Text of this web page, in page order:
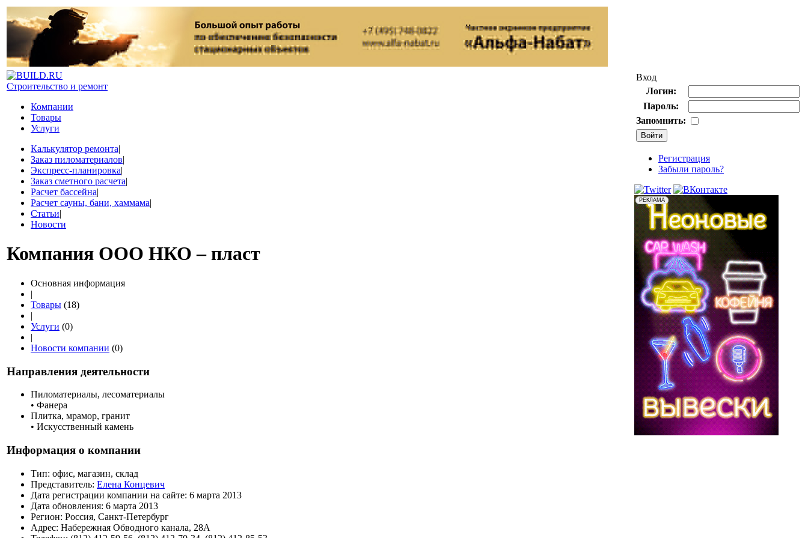
Строительство и ремонт
Компании
Товары
Услуги
Калькулятор ремонта|
Заказ пиломатериалов|
Экспресс-планировка|
Заказ сметного расчета|
Расчет бассейна|
Расчет сауны, бани, хаммама|
Статьи|
Новости
Компания ООО НКО – пласт
Основная информация
|
Товары (18)
|
Услуги (0)
|
Новости компании (0)
Направления деятельности
Пиломатериалы, лесоматериалы
• Фанера
Плитка, мрамор, гранит
• Искусственный камень
Информация о компании
Тип: офис, магазин, склад
Представитель: Елена Концевич
Дата регистрации компании на сайте: 6 марта 2013
Дата обновления: 6 марта 2013
Регион: Россия, Санкт-Петербург
Адрес: Набережная Обводного канала, 28А
Вход
Логин:
Пароль:
Запомнить:
Регистрация
Забыли пароль?